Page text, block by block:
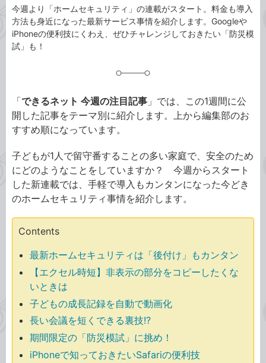
今週より「ホームセキュリティ」の連載がスタート。料金も導入
方法も身近になった最新サービス事情を紹介します。Googleや
iPhoneの便利技にくわえ、ぜひチャレンジしておきたい「防災模
試」も！
「できるネット 今週の注目記事 」では、この1週間に公
開した記事をテーマ別に紹介します。上から編集部のお
すすめ順になっています。
子どもが1人で留守番することの多い家庭で、安全のため
にどのようなことをしていますか？ 今週からスタート
した新連載では、手軽で導入もカンタンになった今どき
のホームセキュリティ事情を紹介します。
Contents
最新ホームセキュリティは「後付け」もカンタン
【エクセル時短】非表示の部分をコピーしたくな
いときは
子どもの成長記録を自動で動画化
長い会議を短くできる裏技!?
期間限定の「防災模試」に挑め！
iPhoneで知っておきたいSafariの便利技